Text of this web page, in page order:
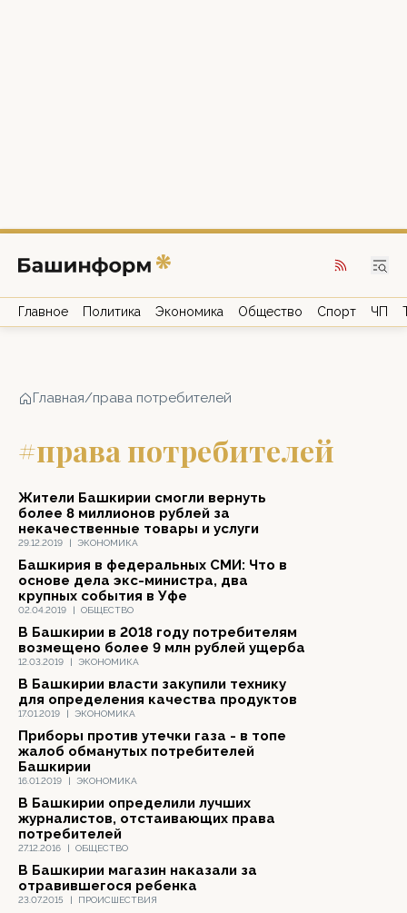
Главное Политика Экономика Общество Спорт ЧП
Главная/права потребителей
#права потребителей
29.12.2019 | ЭКОНОМИКА
Жители Башкирии смогли вернуть
более 8 миллионов рублей за
некачественные товары и услуги
02.04.2019 | ОБЩЕСТВО
Башкирия в федеральных СМИ: Что в
основе дела экс-министра, два
крупных события в Уфе
12.03.2019 | ЭКОНОМИКА
В Башкирии в 2018 году потребителям
возмещено более 9 млн рублей ущерба
17.01.2019 | ЭКОНОМИКА
В Башкирии власти закупили технику
для определения качества продуктов
16.01.2019 | ЭКОНОМИКА
Приборы против утечки газа - в топе
жалоб обманутых потребителей
Башкирии
27.12.2016 | ОБЩЕСТВО
В Башкирии определили лучших
журналистов, отстаивающих права
потребителей
23.07.2015 | ПРОИСШЕСТВИЯ
В Башкирии магазин наказали за
отравившегося ребенка